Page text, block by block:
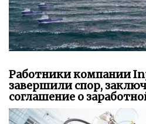
Работники компании
завершили спор,
соглашение о